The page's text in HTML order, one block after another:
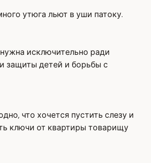
утюга льют в уши патоку.
исключительно ради
защиты детей и борьбы с
что хочется пустить слезу и
ключи от квартиры товарищу